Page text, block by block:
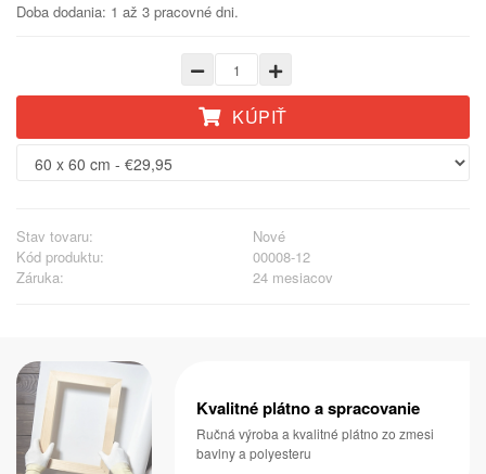
Doba dodania: 1 až 3 pracovné dni.
KÚPIŤ
Stav tovaru:
Nové
Kód produktu:
00008-12
Záruka:
24 mesiacov
Kvalitné plátno a spracovanie
Ručná výroba a kvalitné plátno zo zmesi
bavlny a polyesteru